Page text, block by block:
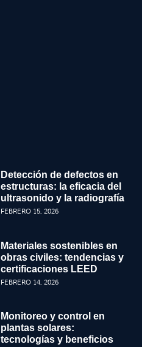
Detección de defectos en
estructuras: la eficacia del
ultrasonido y la radiografía
FEBRERO 15, 2026
Materiales sostenibles en
obras civiles: tendencias y
certificaciones LEED
FEBRERO 14, 2026
Monitoreo y control en
plantas solares:
tecnologías y beneficios